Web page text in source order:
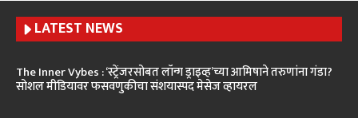
LATEST NEWS
The Inner Vybes : ‘स्ट्रेंजरसोबत लॉन्ग ड्राइव्ह’च्या आमिषाने तरुणांना गंडा?
सोशल मीडियावर फसवणुकीचा संशयास्पद मेसेज व्हायरल